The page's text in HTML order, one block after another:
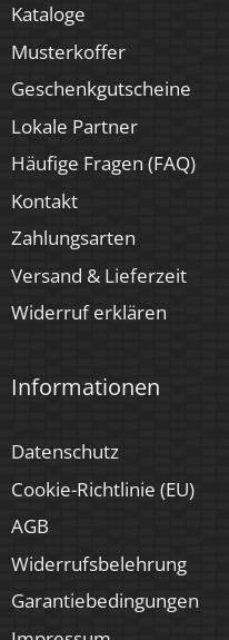
Kataloge
Musterkoffer
Geschenkgutscheine
Lokale Partner
Häufige Fragen (FAQ)
Kontakt
Zahlungsarten
Versand & Lieferzeit
Widerruf erklären
Informationen
Datenschutz
Cookie-Richtlinie (EU)
AGB
Widerrufsbelehrung
Garantiebedingungen